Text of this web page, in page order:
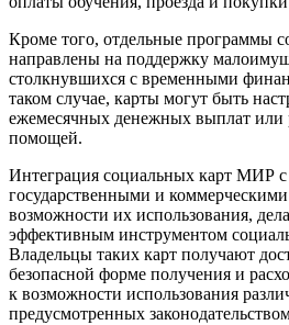
Кроме того, отдельные программы
направлены на поддержку
столкнувшихся с временными
таком случае, карты могут быть
ежемесячных денежных выплат или
помощей.
Интеграция социальных карт МИР
государственными и
возможности их использования,
эффективным инструментом
Владельцы таких карт получают
безопасной форме получения и
к возможности использования
предусмотренных